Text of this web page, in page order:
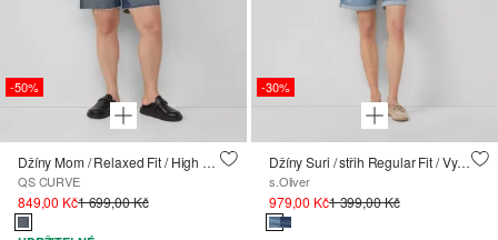
-50%
Džíny Mom / Relaxed Fit / High Rise
QS CURVE
849,00 Kč1 699,00 Kč
-30%
Džíny Suri / střih Regular Fit / Vysoký pas
s.Oliver
979,00 Kč1 399,00 Kč